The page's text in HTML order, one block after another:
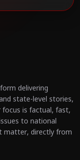
delivering
state-level stories,
focus is factual, fast,
to national
matter, directly from